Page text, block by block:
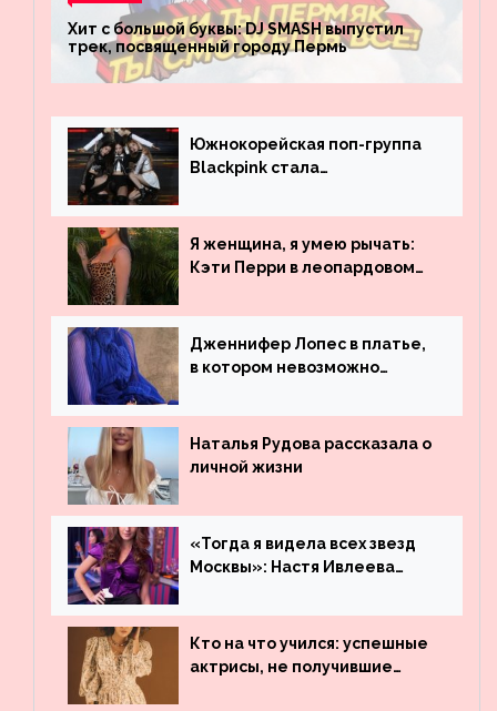
Хит с большой буквы: DJ SMASH выпустил
трек, посвященный городу Пермь
Южнокорейская поп-группа
Blackpink стала
просмотрам на YouTube. Они
обогнали даже Джастина
Бибера
Я женщина, я умею рычать:
Кэти Перри в леопардовом
Дженнифер Лопес в платье,
в котором невозможно
Наталья Рудова рассказала о
личной жизни
«Тогда я видела всех звезд
Москвы»: Настя Ивлеева
популярности и выложила
архивные фото
Кто на что учился: успешные
актрисы, не получившие